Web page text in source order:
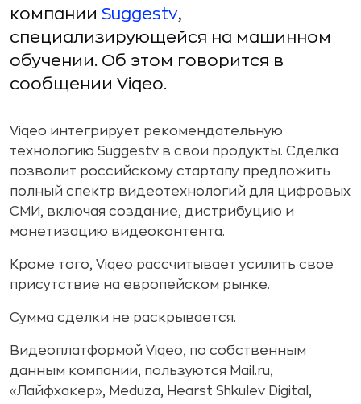
компании Suggestv,
специализирующейся на машинном
обучении. Об этом говорится в
сообщении Viqeo.
Viqeo интегрирует рекомендательную
технологию Suggestv в свои продукты. Сделка
позволит российскому стартапу предложить
полный спектр видеотехнологий для цифровых
СМИ, включая создание, дистрибуцию и
монетизацию видеоконтента.
Кроме того, Viqeo рассчитывает усилить свое
присутствие на европейском рынке.
Сумма сделки не раскрывается.
Видеоплатформой Viqeo, по собственным
данным компании, пользуются Mail.ru,
«Лайфхакер», Meduza, Hearst Shkulev Digital,